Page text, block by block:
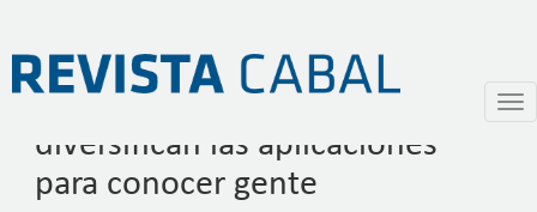
Pasar
contenido
Citas 3.0: se multiplican y
diversifican las aplicaciones
para conocer gente